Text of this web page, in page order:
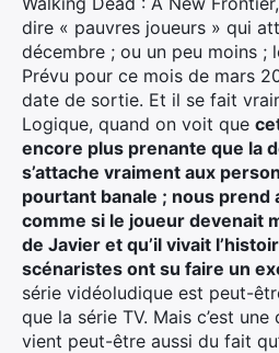
dire « pauvres joueurs » qui
décembre ; ou un peu moins ;
Prévu pour ce mois de mars
date de sortie. Et il se fait
Logique, quand on voit que
encore plus prenante que la
s’attache vraiment aux
pourtant banale ; nous prend
comme si le joueur devenait
de Javier et qu’il vivait
scénaristes ont su faire un
série vidéoludique est peut-
que la série TV. Mais c’est
vient peut-être aussi du fait